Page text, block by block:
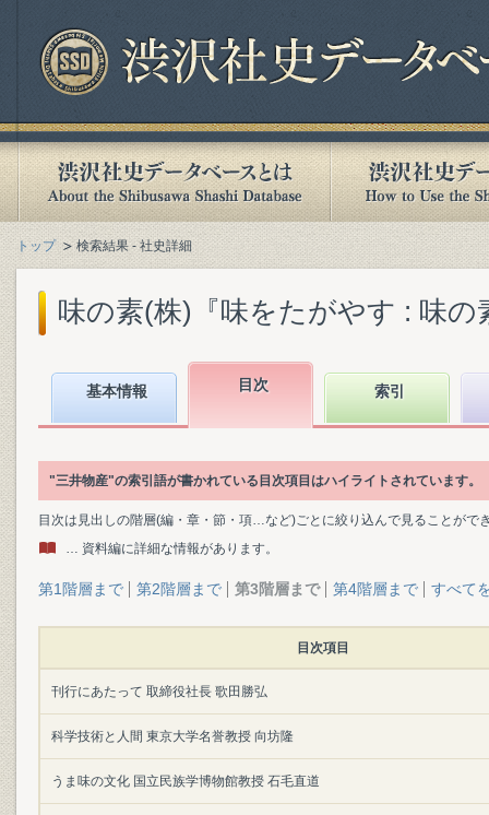
トップ 検索結果 - 社史詳細
味の素(株)『味をたがやす : 味の
基本情報 目次 索引
"三井物産"の索引語が書かれている目次項目はハイライトされています。
目次は見出しの階層(編・章・節・項…など)ごとに絞り込んで見ることがで
… 資料編に詳細な情報があります。
第1階層まで 第2階層まで 第3階層まで 第4階層まで すべて
目次項目
刊行にあたって 取締役社長 歌田勝弘
科学技術と人間 東京大学名誉教授 向坊隆
うま味の文化 国立民族学博物館教授 石毛直道